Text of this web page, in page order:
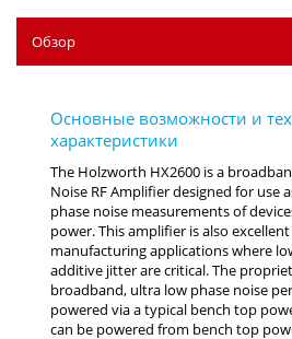
Обзор
The Holzworth HX2600 is a
Noise RF Amplifier designed for use
phase noise measurements of
power. This amplifier is also
manufacturing applications where
additive jitter are critical. The
broadband, ultra low phase noise
powered via a typical bench top
can be powered from bench top